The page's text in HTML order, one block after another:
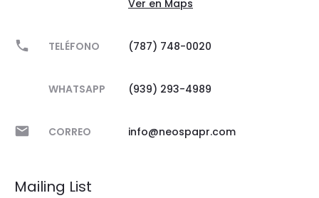
Ver en Maps
TELÉFONO (787) 748-0020
WHATSAPP (939) 293-4989
CORREO info@neospapr.com
Mailing List